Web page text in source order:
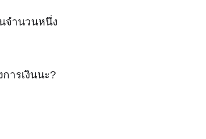
จำนวนหนึ่ง
ารเงินนะ?